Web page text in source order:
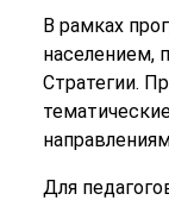
В рамках
населением,
Стратегии.
Для